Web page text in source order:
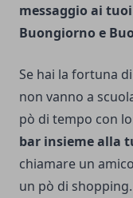
messaggio ai
Buongiorno e
Se hai la fortuna
non vanno a
pò di tempo con
bar insieme alla
chiamare un
un pò di